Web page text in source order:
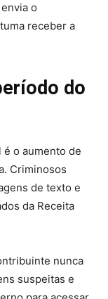
o
receber a
do
o aumento de
Criminosos
de texto e
da Receita
nunca
suspeitas e